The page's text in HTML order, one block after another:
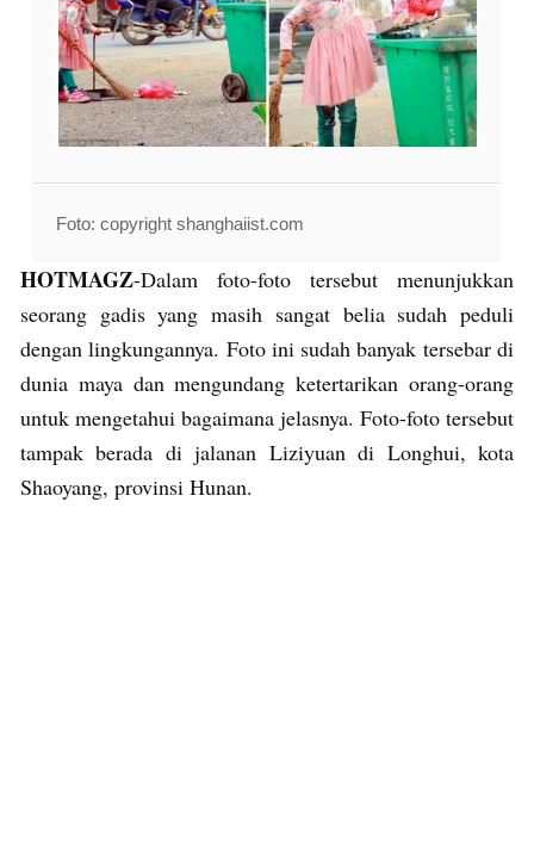
Foto: copyright shanghaiist.com
HOTMAGZ-Dalam foto-foto tersebut menunjukkan
seorang gadis yang masih sangat belia sudah peduli
dengan lingkungannya. Foto ini sudah banyak tersebar di
dunia maya dan mengundang ketertarikan orang-orang
untuk mengetahui bagaimana jelasnya. Foto-foto tersebut
tampak berada di jalanan Liziyuan di Longhui, kota
Shaoyang, provinsi Hunan.